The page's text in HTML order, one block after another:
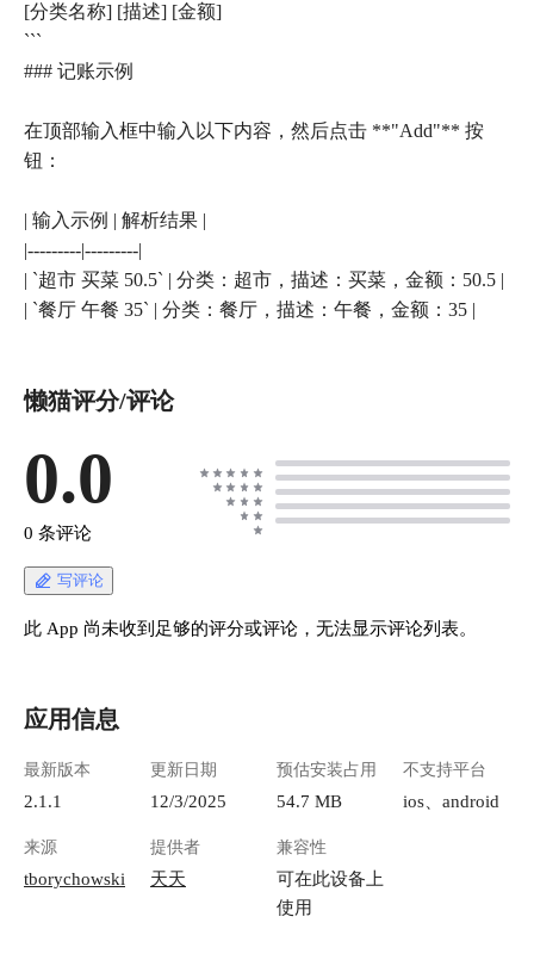
[分类名称] [描述] [金额]
```
### 记账示例
在顶部输入框中输入以下内容，然后点击 **"Add"** 按
钮：
| 输入示例 | 解析结果 |
|---------|---------|
| `超市 买菜 50.5` | 分类：超市，描述：买菜，金额：50.5 |
| `餐厅 午餐 35` | 分类：餐厅，描述：午餐，金额：35 |
懒猫评分/评论
0.0
0 条评论
写评论
此 App 尚未收到足够的评分或评论，无法显示评论列表。
应用信息
最新版本
2.1.1
更新日期
12/3/2025
预估安装占用
54.7 MB
不支持平台
ios、android
来源
tborychowski
提供者
天天
兼容性
可在此设备上
使用